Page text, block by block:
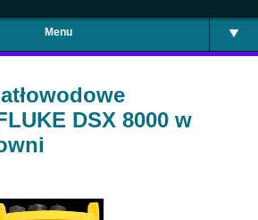
Menu
DSX 8000 w